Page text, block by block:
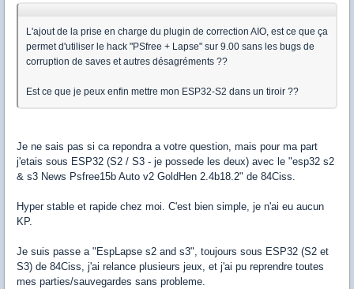
L'ajout de la prise en charge du plugin de correction AIO, est ce que ça
permet d'utiliser le hack "PSfree + Lapse" sur 9.00 sans les bugs de
corruption de saves et autres désagréments ??
Est ce que je peux enfin mettre mon ESP32-S2 dans un tiroir ??
Je ne sais pas si ca repondra a votre question, mais pour ma part
j'etais sous ESP32 (S2 / S3 - je possede les deux) avec le "esp32 s2
& s3 News Psfree15b Auto v2 GoldHen 2.4b18.2" de 84Ciss.
Hyper stable et rapide chez moi. C'est bien simple, je n'ai eu aucun
KP.
Je suis passe a "EspLapse s2 and s3", toujours sous ESP32 (S2 et
S3) de 84Ciss, j'ai relance plusieurs jeux, et j'ai pu reprendre toutes
mes parties/sauvegardes sans probleme.